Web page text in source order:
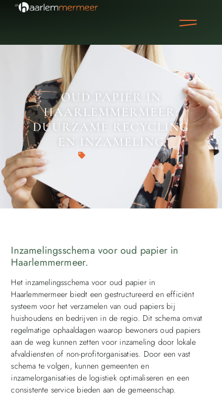
OUD PAPIER IN
HAARLEMMERMEER:
DUURZAME RECYCLING
EN INZAMELING
Inzamelingsschema voor oud papier in
Haarlemmermeer.
Het inzamelingsschema voor oud papier in
Haarlemmermeer biedt een gestructureerd en efficiënt
systeem voor het verzamelen van oud papiers bij
huishoudens en bedrijven in de regio. Dit schema omvat
regelmatige ophaaldagen waarop bewoners oud papiers
aan de weg kunnen zetten voor inzameling door lokale
afvaldiensten of non-profitorganisaties. Door een vast
schema te volgen, kunnen gemeenten en
inzamelorganisaties de logistiek optimaliseren en een
consistente service bieden aan de gemeenschap.